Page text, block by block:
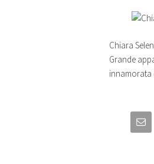
Chiara
Grande
innamorata